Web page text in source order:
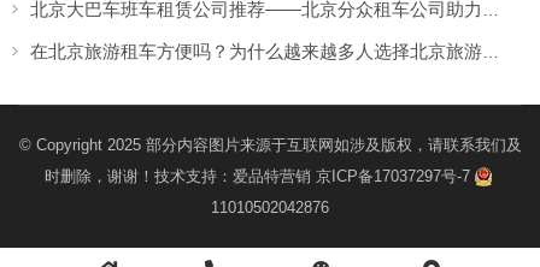
© Copyright 2025 部分内容图片来源于互联网如涉及版权，请联系我们及
时删除，谢谢！技术支持： 爱品特营销 京ICP备17037297号-7
11010502042876